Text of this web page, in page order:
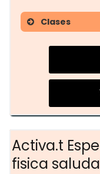
Clases
YOGA
FIT/TRX
ZUMBA
BOXEO
Activa.t
fisica